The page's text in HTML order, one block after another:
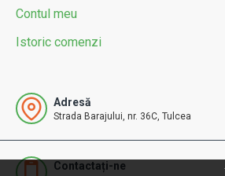
Contul meu
Istoric comenzi
Adresă
Strada Barajului, nr. 36C, Tulcea
Contactați-ne